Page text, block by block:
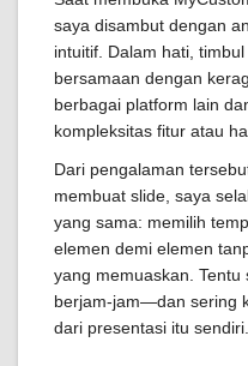
saya disambut dengan
intuitif. Dalam hati,
bersamaan dengan
berbagai platform lain
kompleksitas fitur atau
Dari pengalaman
membuat slide, saya
yang sama: memilih
elemen demi elemen
yang memuaskan.
berjam-jam—dan sering
dari presentasi itu sendiri.